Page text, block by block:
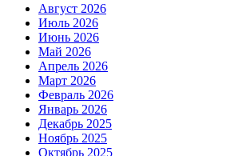
Август 2026
Июль 2026
Июнь 2026
Май 2026
Апрель 2026
Март 2026
Февраль 2026
Январь 2026
Декабрь 2025
Ноябрь 2025
Октябрь 2025